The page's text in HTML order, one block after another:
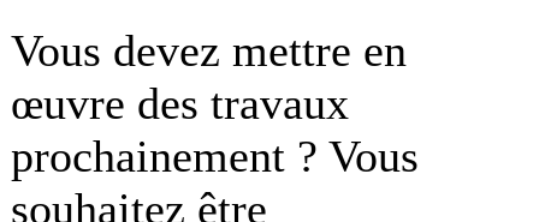
Vous devez mettre en
œuvre des travaux
prochainement ? Vous
souhaitez être